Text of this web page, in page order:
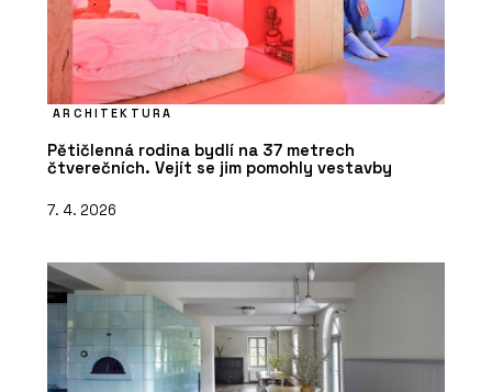
ARCHITEKTURA
Pětičlenná rodina bydlí na 37 metrech
čtverečních. Vejít se jim pomohly vestavby
7. 4. 2026